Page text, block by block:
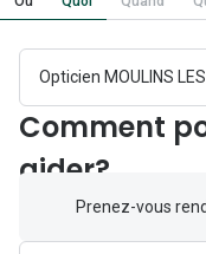
Opticien MOULINS
Comment
aider?
Prenez-vous